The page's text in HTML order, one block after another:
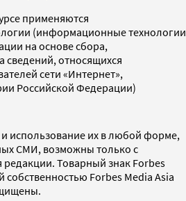
применяются
(информационные технологии
на основе сбора,
сведений, относящихся
сети «Интернет»,
Российской Федерации)
использование их в любой форме,
СМИ, возможны только с
Товарный знак Forbes
собственностью Forbes Media Asia